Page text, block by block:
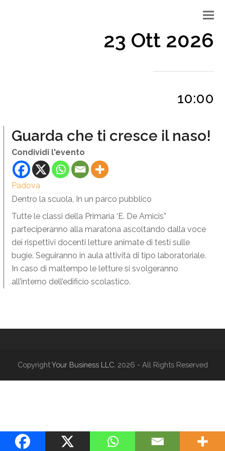
23 Ott 2026
10:00
Guarda che ti cresce il naso!
Condividi l'evento
Padova
Dentro la scuola, In un parco pubblico
Tutte le classi della Primaria ‘E. De Amicis”
parteciperanno alla maratona ascoltando dalla voce
dei rispettivi docenti letture animate di testi sulle
bugie. Seguiranno in aula attività di tipo laboratoriale.
In caso di maltempo le letture si svolgeranno
all’interno dell’edificio scolastico.
CopyrightYour Business LLC. 2026 - All Rights Reserved